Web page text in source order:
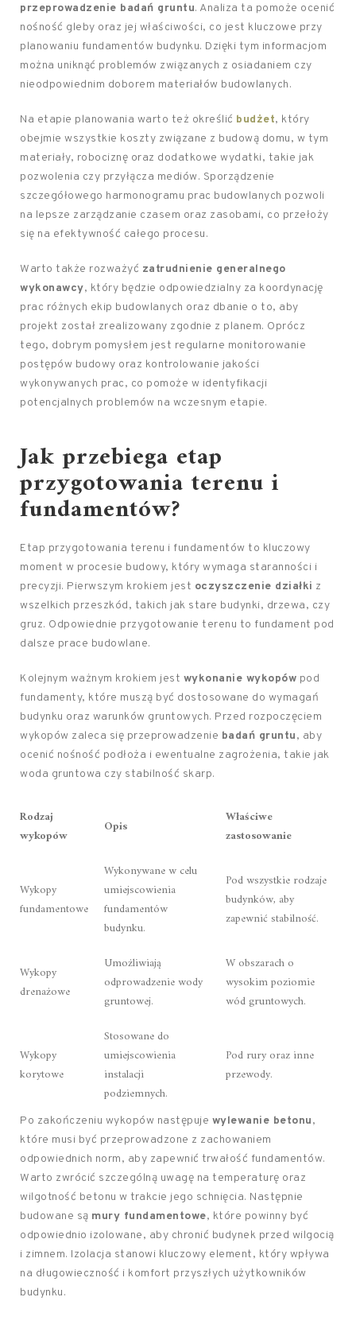
przeprowadzenie badań gruntu. Analiza ta pomoże ocenić
nośność gleby oraz jej właściwości, co jest kluczowe przy
planowaniu fundamentów budynku. Dzięki tym informacjom
można uniknąć problemów związanych z osiadaniem czy
nieodpowiednim doborem materiałów budowlanych.
Na etapie planowania warto też określić budżet, który
obejmie wszystkie koszty związane z budową domu, w tym
materiały, robociznę oraz dodatkowe wydatki, takie jak
pozwolenia czy przyłącza mediów. Sporządzenie
szczegółowego harmonogramu prac budowlanych pozwoli
na lepsze zarządzanie czasem oraz zasobami, co przełoży
się na efektywność całego procesu.
Warto także rozważyć zatrudnienie generalnego
wykonawcy, który będzie odpowiedzialny za koordynację
prac różnych ekip budowlanych oraz dbanie o to, aby
projekt został zrealizowany zgodnie z planem. Oprócz
tego, dobrym pomysłem jest regularne monitorowanie
postępów budowy oraz kontrolowanie jakości
wykonywanych prac, co pomoże w identyfikacji
potencjalnych problemów na wczesnym etapie.
Jak przebiega etap
przygotowania terenu i
fundamentów?
Etap przygotowania terenu i fundamentów to kluczowy
moment w procesie budowy, który wymaga staranności i
precyzji. Pierwszym krokiem jest oczyszczenie działki z
wszelkich przeszkód, takich jak stare budynki, drzewa, czy
gruz. Odpowiednie przygotowanie terenu to fundament pod
dalsze prace budowlane.
Kolejnym ważnym krokiem jest wykonanie wykopów pod
fundamenty, które muszą być dostosowane do wymagań
budynku oraz warunków gruntowych. Przed rozpoczęciem
wykopów zaleca się przeprowadzenie badań gruntu, aby
ocenić nośność podłoża i ewentualne zagrożenia, takie jak
woda gruntowa czy stabilność skarp.
Rodzaj
wykopów
Opis
Właściwe
zastosowanie
Wykopy
fundamentowe
Wykonywane w celu
umiejscowienia
fundamentów
budynku.
Pod wszystkie rodzaje
budynków, aby
zapewnić stabilność.
Wykopy
drenażowe
Umożliwiają
odprowadzenie wody
gruntowej.
W obszarach o
wysokim poziomie
wód gruntowych.
Wykopy
korytowe
Stosowane do
umiejscowienia
instalacji
podziemnych.
Pod rury oraz inne
przewody.
Po zakończeniu wykopów następuje wylewanie betonu,
które musi być przeprowadzone z zachowaniem
odpowiednich norm, aby zapewnić trwałość fundamentów.
Warto zwrócić szczególną uwagę na temperaturę oraz
wilgotność betonu w trakcie jego schnięcia. Następnie
budowane są mury fundamentowe, które powinny być
odpowiednio izolowane, aby chronić budynek przed wilgocią
i zimnem. Izolacja stanowi kluczowy element, który wpływa
na długowieczność i komfort przyszłych użytkowników
budynku.